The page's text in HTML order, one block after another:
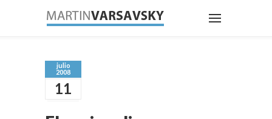
julio
2008
11